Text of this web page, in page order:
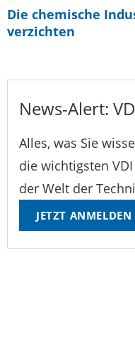
Die chemische
verzichten
News-Alert:
Alles, was Sie
die wichtigsten
der Welt der
JETZT ANMELDEN